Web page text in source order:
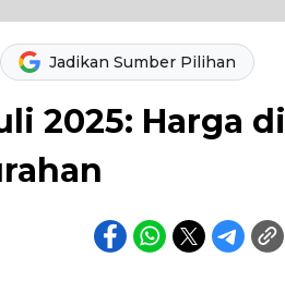
Jadikan Sumber Pilihan
2025: Harga di